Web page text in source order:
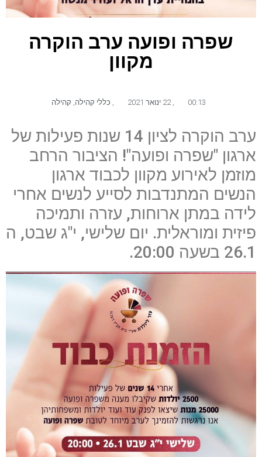
שפרה ופועה ערב הוקרה
מקוון
00:13 כללי קהילה קהילה
ערב הוקרה לציון 14 שנות פעילות של
ארגון "שפרה ופועה"! הציבור הרחב
מוזמן לאירוע מקוון לכבוד ארגון
הנשים המתנדבות לסייע לנשים אחרי
לידה במתן ארוחות, עזרה ותמיכה
פיזית ומוראלית. יום שלישי, י"ג שבט, ה
26.1 בשעה 20:00.